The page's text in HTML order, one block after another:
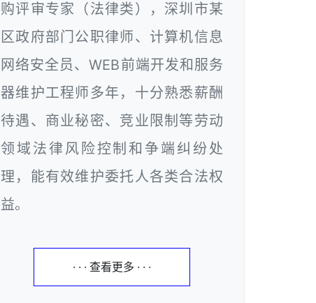
购评审专家（法律类），深圳市某
区政府部门公职律师、计算机信息
网络安全员、WEB前端开发和服务
器维护工程师多年，十分熟悉薪酬
待遇、商业秘密、竞业限制等劳动
领域法律风险控制和争端纠纷处
理，能有效维护委托人各类合法权
益。
· · · 查看更多 · · ·